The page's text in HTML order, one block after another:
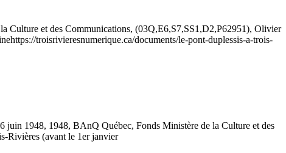
Culture et des Communications, (03Q,E6,S7,SS1,D2,P62951), Olivier
https://troisrivieresnumerique.ca/documents/le-pont-duplessis-a-trois-
juin 1948, 1948, BAnQ Québec, Fonds Ministère de la Culture et des
Rivières (avant le 1er janvier